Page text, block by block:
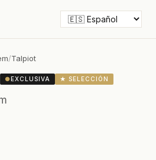
/Talpiot
●EXCLUSIVA ★ SELECCIÓN